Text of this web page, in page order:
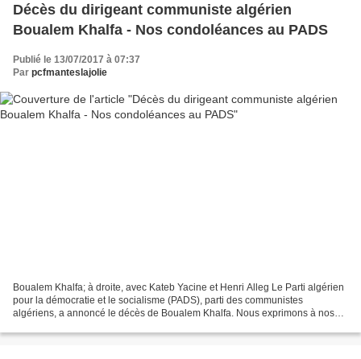
Décès du dirigeant communiste algérien
Boualem Khalfa - Nos condoléances au PADS
Publié le 13/07/2017 à 07:37
Par pcfmanteslajolie
Boualem Khalfa; à droite, avec Kateb Yacine et Henri Alleg Le Parti algérien
pour la démocratie et le socialisme (PADS), parti des communistes
algériens, a annoncé le décès de Boualem Khalfa. Nous exprimons à nos